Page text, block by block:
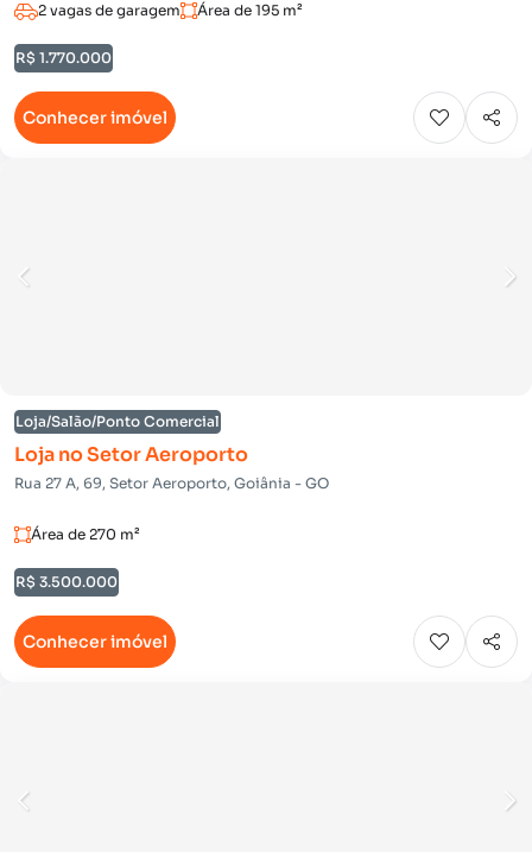
2 vagas de garagem Área de 195 m²
R$ 1.770.000
Conhecer imóvel
Loja/Salão/Ponto Comercial
Loja no Setor Aeroporto
Rua 27 A, 69, Setor Aeroporto, Goiânia - GO
Área de 270 m²
R$ 3.500.000
Conhecer imóvel